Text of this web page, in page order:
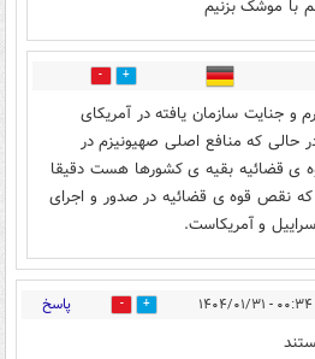
با موشک بزنیم
6
و جنایت سازمان یافته در آمریکای
حالی که منافع اصلی صهیونیزم در
ی قضائیه بقیه ی کشورها هست دقیقا
که نقص قوه ی قضائیه در صدور و اجرای
و آمریکاست.
۰۰:۳۴ - ۱۴۰۴/۰۱/۳۱ 7 پاسخ